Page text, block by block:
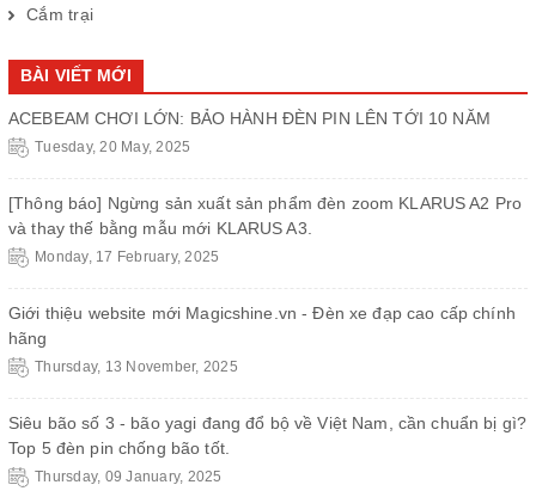
Cắm trại
BÀI VIẾT MỚI
ACEBEAM CHƠI LỚN: BẢO HÀNH ĐÈN PIN LÊN TỚI 10 NĂM
Tuesday, 20 May, 2025
[Thông báo] Ngừng sản xuất sản phẩm đèn zoom KLARUS A2 Pro
và thay thế bằng mẫu mới KLARUS A3.
Monday, 17 February, 2025
Giới thiệu website mới Magicshine.vn - Đèn xe đạp cao cấp chính
hãng
Thursday, 13 November, 2025
Siêu bão số 3 - bão yagi đang đổ bộ về Việt Nam, cần chuẩn bị gì?
Top 5 đèn pin chống bão tốt.
Thursday, 09 January, 2025